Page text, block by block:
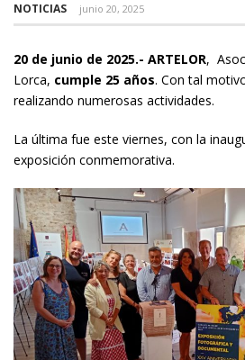
NOTICIAS junio 20, 2025
20 de junio de 2025.- ARTELOR,
Lorca, cumple 25 años. Con tal
realizando numerosas actividades.
La última fue este viernes, con la
exposición conmemorativa.